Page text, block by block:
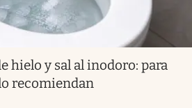
hielo y sal al inodoro: para
recomiendan